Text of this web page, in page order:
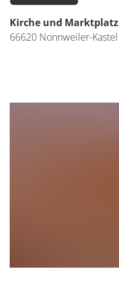
Kirche und Marktplatz
66620 Nonnweiler-Kastel